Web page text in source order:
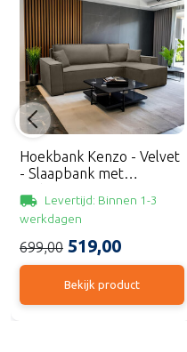
Hoekbank Kenzo - Velvet
- Slaapbank met
Levertijd: Binnen 1-3
werkdagen
519,00
699,00
Bekijk product